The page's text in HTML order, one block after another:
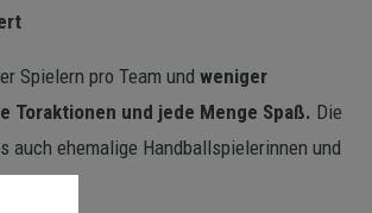
Spielern pro Team und weniger
Toraktionen und jede Menge Spaß. Die
ehemalige Handballspielerinnen und